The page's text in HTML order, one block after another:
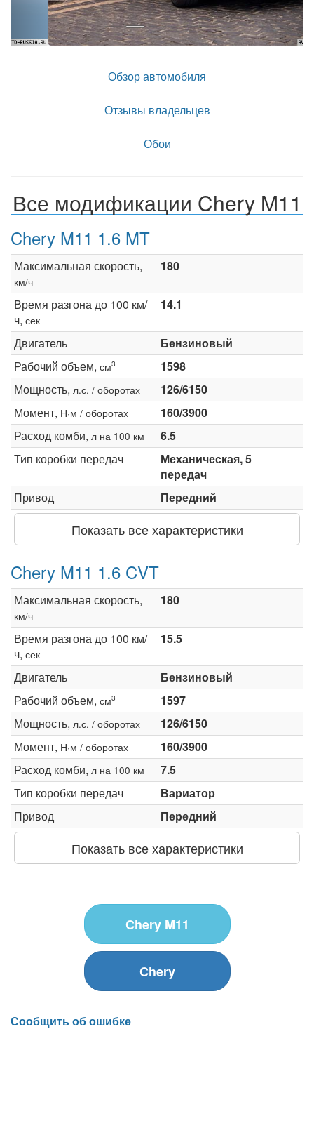
Обзор автомобиля
Отзывы владельцев
Обои
Все модификации Chery M11
Chery M11 1.6 MT
Максимальная скорость,
км/ч
180
Время разгона до 100 км/
ч, сек
14.1
Двигатель
Бензиновый
Рабочий объем, см3
1598
Мощность, л.с. / оборотах
126/6150
Момент, Н·м / оборотах
160/3900
Расход комби, л на 100 км
6.5
Тип коробки передач
Механическая, 5
передач
Привод
Передний
Показать все характеристики
Chery M11 1.6 CVT
Максимальная скорость,
км/ч
180
Время разгона до 100 км/
ч, сек
15.5
Двигатель
Бензиновый
Рабочий объем, см3
1597
Мощность, л.с. / оборотах
126/6150
Момент, Н·м / оборотах
160/3900
Расход комби, л на 100 км
7.5
Тип коробки передач
Вариатор
Привод
Передний
Показать все характеристики
Chery M11
Chery
Сообщить об ошибке